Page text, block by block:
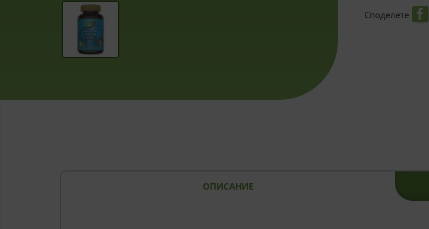
Споделете
ОПИСАНИЕ